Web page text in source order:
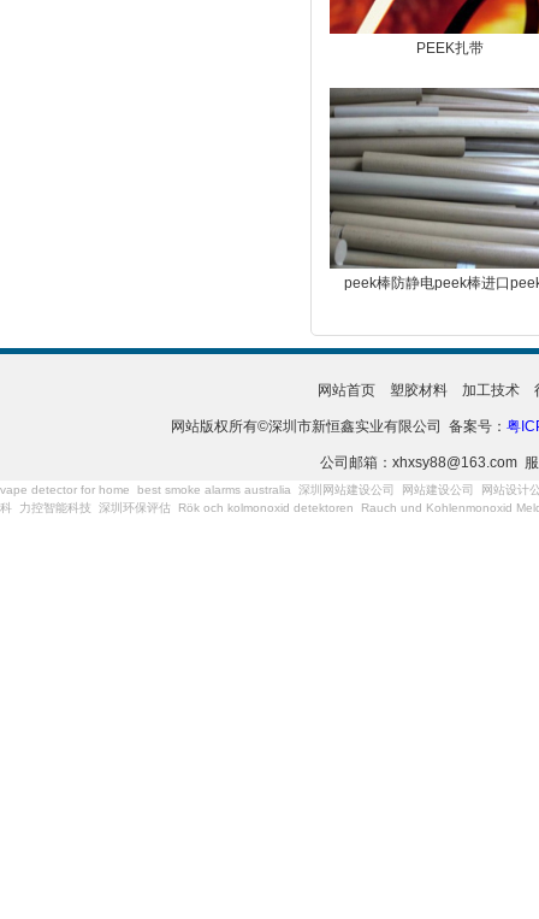
PEEK扎带
peek棒防静电peek棒进口
网站首页 塑胶材料 加工技术
网站版权所有©深圳市新恒鑫实业有限公司 备案号： 粤
公司邮箱：xhxsy88@163.com
vape detector for home best smoke alarms australia 深圳网站建设公司 网站建设公司
网站设计
科
力控智能科技 深圳环保评估 Rök och kolmonoxid detektoren Rauch und Kohlenmonoxid